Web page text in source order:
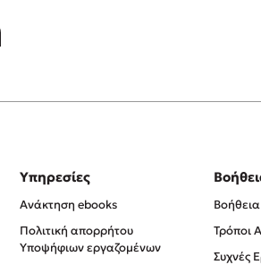
Υπηρεσίες
Ανάκτηση ebooks
Πολιτική απορρήτου
Υποψήφιων εργαζομένων
Τρόποι
Συχνές